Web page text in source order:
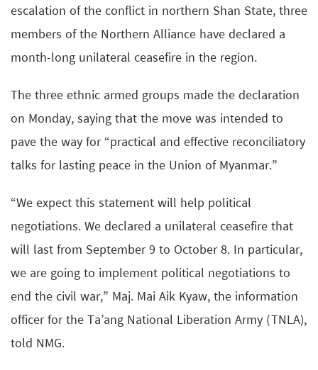
escalation of the conflict in northern Shan State, three
members of the Northern Alliance have declared a
month-long unilateral ceasefire in the region.
The three ethnic armed groups made the declaration
on Monday, saying that the move was intended to
pave the way for “practical and effective reconciliatory
talks for lasting peace in the Union of Myanmar.”
“We expect this statement will help political
negotiations. We declared a unilateral ceasefire that
will last from September 9 to October 8. In particular,
we are going to implement political negotiations to
end the civil war,” Maj. Mai Aik Kyaw, the information
officer for the Ta’ang National Liberation Army (TNLA),
told NMG.